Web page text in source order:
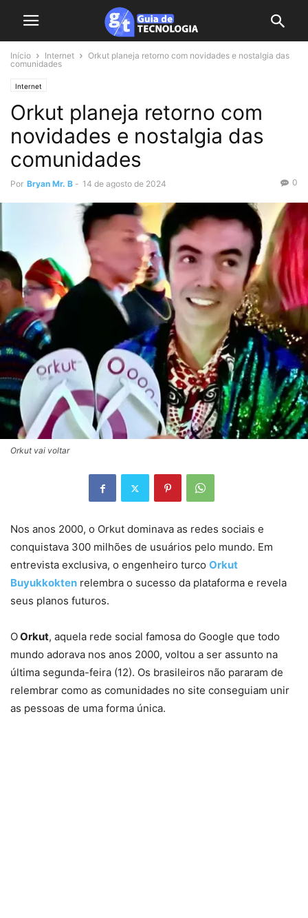
Início Internet
Orkut planeja retorno com novidades e nostalgia das
comunidades
Internet
Orkut planeja retorno com
novidades e nostalgia das
comunidades
Por Bryan Mr. B - 14 de agosto de 2024 0
Orkut vai voltar
Nos anos 2000, o Orkut dominava as redes sociais e
conquistava 300 milhões de usuários pelo mundo. Em
entrevista exclusiva, o engenheiro turco Orkut
Buyukkokten relembra o sucesso da plataforma e revela
seus planos futuros.
OOrkut, aquela rede social famosa do Google que todo
mundo adorava nos anos 2000, voltou a ser assunto na
última segunda-feira (12). Os brasileiros não pararam de
relembrar como as comunidades no site conseguiam unir
as pessoas de uma forma única.